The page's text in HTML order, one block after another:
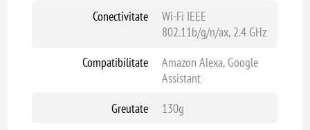
oferindu-vă astfel confort și eficiență energetică în locuința
Conectivitate
Wi-Fi IEEE
802.11b/g/n/ax, 2.4 GHz
Compatibilitate
Amazon Alexa, Google
Assistant
Greutate
130g